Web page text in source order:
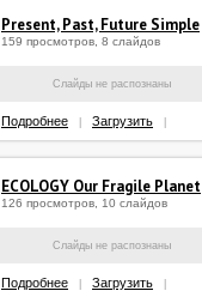
Present, Past, Future Simple
159 просмотров, 8 слайдов
Слайды не распознаны
Подробнее Загрузить
ECOLOGY Our Fragile Planet
126 просмотров, 10 слайдов
Слайды не распознаны
Подробнее Загрузить